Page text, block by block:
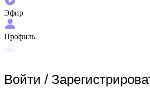
Эфир
Профиль
Войти /